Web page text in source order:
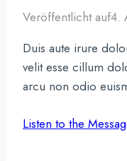
Veröffentlicht auf4.
Duis aute irure
velit esse cillum
arcu non odio
Listen to the